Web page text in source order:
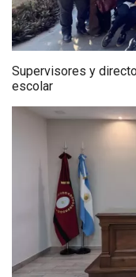
Supervisores y
escolar